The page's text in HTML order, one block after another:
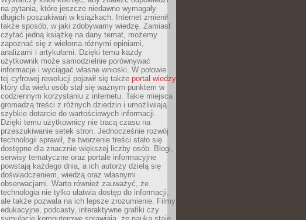
na pytania, które jeszcze niedawno wymagały
długich poszukiwań w książkach. Internet zmienił
także sposób, w jaki zdobywamy wiedzę. Zamiast
czytać jedną książkę na dany temat, możemy
zapoznać się z wieloma różnymi opiniami,
analizami i artykułami. Dzięki temu każdy
użytkownik może samodzielnie porównywać
informacje i wyciągać własne wnioski. W połowie
tej cyfrowej rewolucji pojawił się także portal wiedzy
który dla wielu osób stał się ważnym punktem w
codziennym korzystaniu z internetu. Takie miejsca
gromadzą treści z różnych dziedzin i umożliwiają
szybkie dotarcie do wartościowych informacji.
Dzięki temu użytkownicy nie tracą czasu na
przeszukiwanie setek stron. Jednocześnie rozwój
technologii sprawił, że tworzenie treści stało się
dostępne dla znacznie większej liczby osób. Blogi,
serwisy tematyczne oraz portale informacyjne
powstają każdego dnia, a ich autorzy dzielą się
doświadczeniem, wiedzą oraz własnymi
obserwacjami. Warto również zauważyć, że
technologia nie tylko ułatwia dostęp do informacji,
ale także pozwala na ich lepsze zrozumienie. Filmy
edukacyjne, podcasty, interaktywne grafiki czy